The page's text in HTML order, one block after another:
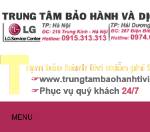
MENU